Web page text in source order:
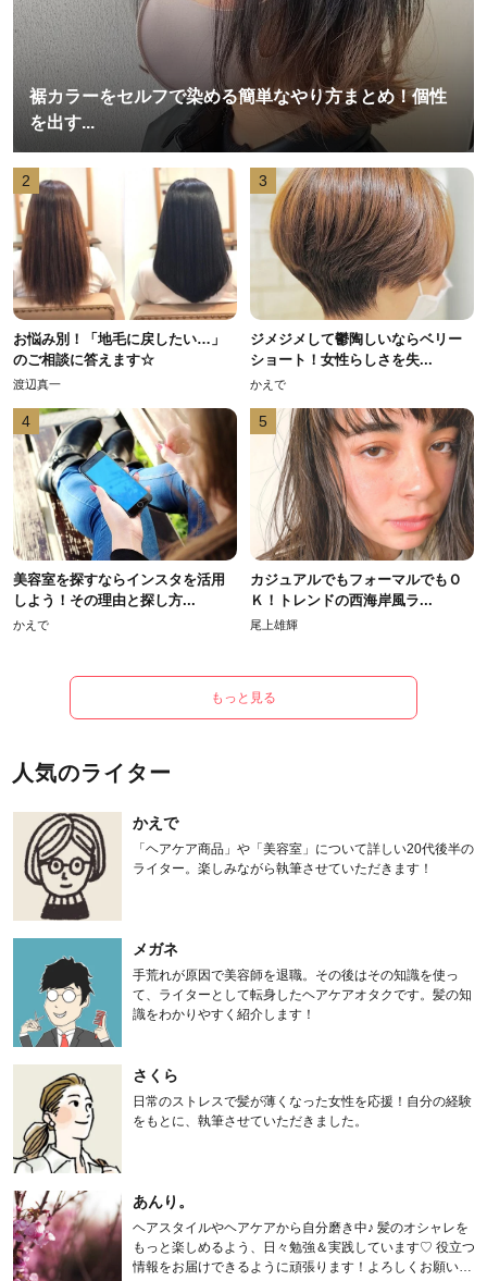
裾カラーをセルフで染める簡単なやり方まとめ！個性
を出す...
2
お悩み別！「地毛に戻したい…」
のご相談に答えます☆
渡辺真一
3
ジメジメして鬱陶しいならベリー
ショート！女性らしさを失...
かえで
4
美容室を探すならインスタを活用
しよう！その理由と探し方...
かえで
5
カジュアルでもフォーマルでもＯ
Ｋ！トレンドの西海岸風ラ...
尾上雄輝
もっと見る
人気のライター
かえで
「ヘアケア商品」や「美容室」について詳しい20代後半の
ライター。楽しみながら執筆させていただきます！
メガネ
手荒れが原因で美容師を退職。その後はその知識を使っ
て、ライターとして転身したヘアケアオタクです。髪の知
識をわかりやすく紹介します！
さくら
日常のストレスで髪が薄くなった女性を応援！自分の経験
をもとに、執筆させていただきました。
あんり。
ヘアスタイルやヘアケアから自分磨き中♪ 髪のオシャレを
もっと楽しめるよう、日々勉強＆実践しています♡ 役立つ
情報をお届けできるように頑張ります！よろしくお願いし